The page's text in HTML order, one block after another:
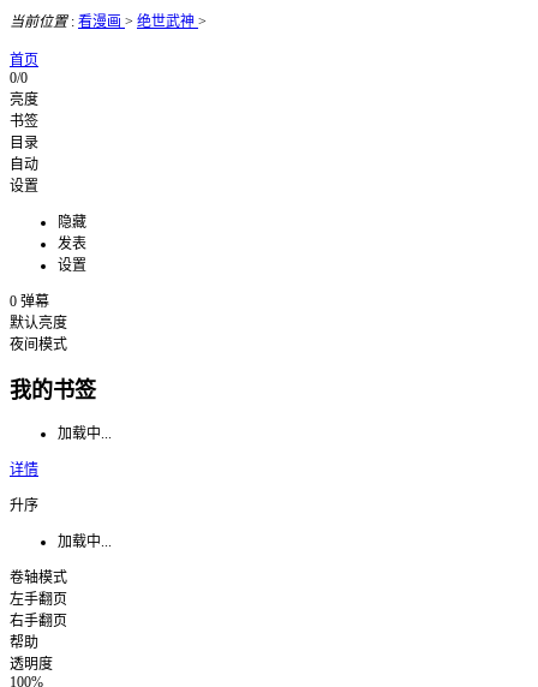
当前位置: 看漫画 > 绝世武神 >
首页
0/0
亮度
书签
目录
自动
设置
隐藏
发表
设置
0 弹幕
默认亮度
夜间模式
我的书签
加载中...
详情
升序
加载中...
卷轴模式
左手翻页
右手翻页
帮助
透明度
100%